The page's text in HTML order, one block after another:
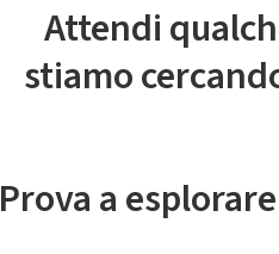
Attendi
stiamo
Prova a